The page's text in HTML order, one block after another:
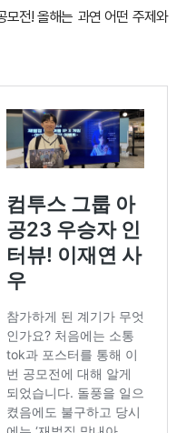
모전! 올해는 과연 어떤 주제와